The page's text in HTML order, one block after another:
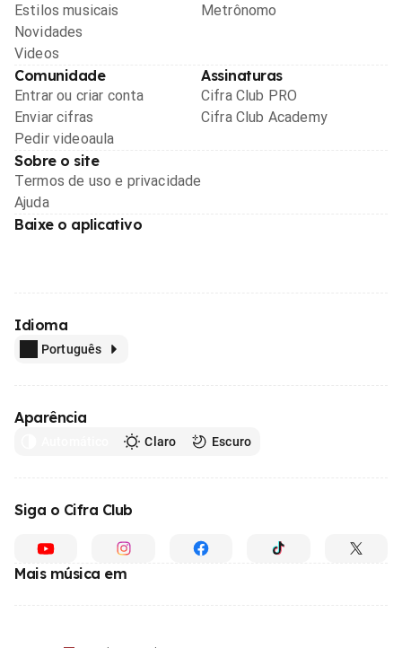
Estilos musicais
Novidades
Videos
Metrônomo
Comunidade
Entrar ou criar conta
Enviar cifras
Pedir videoaula
Assinaturas
Cifra Club PRO
Cifra Club Academy
Sobre o site
Termos de uso e privacidade
Ajuda
Baixe o aplicativo
Idioma
Português
Aparência
Claro Escuro
Siga o Cifra Club
Mais música em